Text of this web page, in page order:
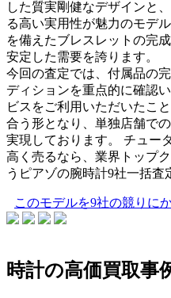
した質実剛健なデザインと
る高い実用性が魅力のモデ
を備えたブレスレットの完
安定した需要を誇ります。
今回の査定では、付属品の
ディションを重点的に確認
ビスをご利用いただいたこ
合う形となり、単独店舗で
実現しております。 チュー
高く売るなら、業界トップ
うピアゾの腕時計9社一括査
このモデルを9社の競りに
時計の高価買取事